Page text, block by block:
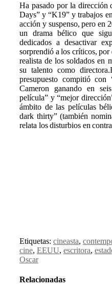
Ha pasado por la dirección
Days” y “K19” y trabajos
acción y suspenso, pero en
un drama bélico que
dedicados a desactivar
sorprendió a los críticos, por
realista de los soldados en
su talento como
presupuesto compitió con
Cameron ganando en
película” y “mejor
ámbito de las películas
dark thirty” (también
relata los disturbios en
Etiquetas: cineasta,
cine, EEUU, escritora,
Oscar
Relacionadas